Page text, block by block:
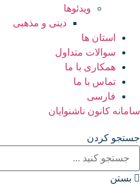
ویدئوها
دینی و مذهبی
استان ها
سوالات متداول
همکاری با ما
تماس با ما
فارسی
سامانه کانون ناشنوایان
جستجو کردن
بستن